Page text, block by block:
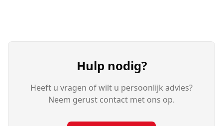
Hulp nodig?
Heeft u vragen of wilt u persoonlijk advies?
Neem gerust contact met ons op.